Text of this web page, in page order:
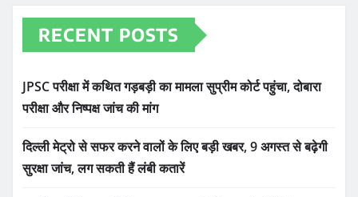
RECENT POSTS
JPSC परीक्षा में कथित गड़बड़ी का मामला सुप्रीम कोर्ट पहुंचा, दोबारा
परीक्षा और निष्पक्ष जांच की मांग
दिल्ली मेट्रो से सफर करने वालों के लिए बड़ी खबर, 9 अगस्त से बढ़ेगी
सुरक्षा जांच, लग सकती हैं लंबी कतारें